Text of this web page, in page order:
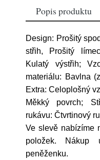
Popis produktu
Design: Prošitý
střih, Prošitý
Kulatý výstřih;
materiálu: Bavlna
Extra: Celoplošný
Měkký povrch;
rukávu: Čtvrtinový
Ve slevě nabízíme
položek.
peněženku.